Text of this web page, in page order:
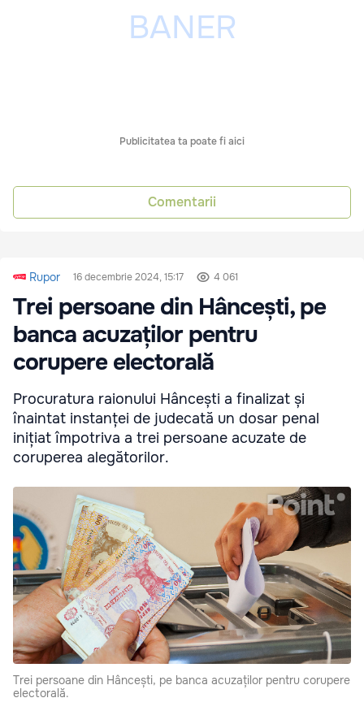
Publicitatea ta poate fi aici
Comentarii
Rupor 16 decembrie 2024, 15:17 4 061
Trei persoane din Hâncești, pe
banca acuzaților pentru
corupere electorală
Procuratura raionului Hâncești a finalizat și
înaintat instanței de judecată un dosar penal
inițiat împotriva a trei persoane acuzate de
coruperea alegătorilor.
Trei persoane din Hâncești, pe banca acuzaților pentru corupere
electorală.